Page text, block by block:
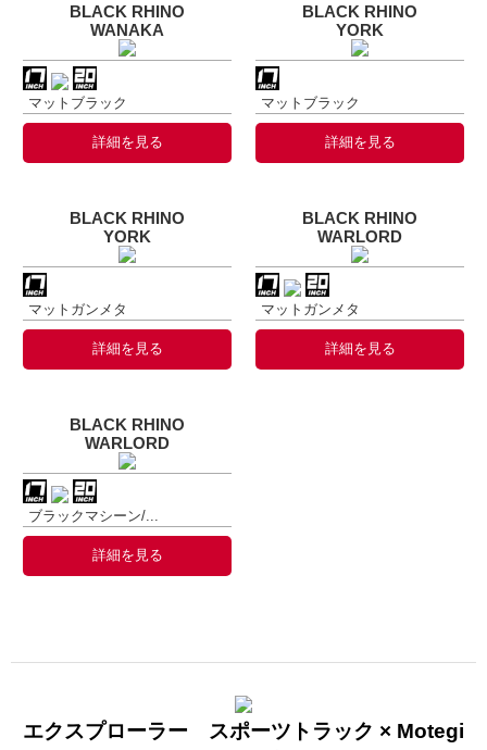
BLACK RHINO
WANAKA
マットブラック
詳細を見る
BLACK RHINO
YORK
マットブラック
詳細を見る
BLACK RHINO
YORK
マットガンメタ
詳細を見る
BLACK RHINO
WARLORD
マットガンメタ
詳細を見る
BLACK RHINO
WARLORD
ブラックマシーン/...
詳細を見る
エクスプローラー スポーツトラック × Motegi